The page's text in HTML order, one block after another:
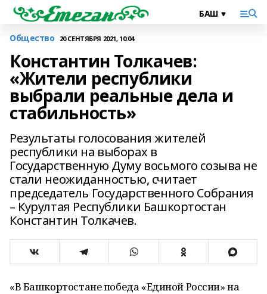
Общество 20 СЕНТЯБРЯ 2021, 10:04
Константин Толкачев:
«Жители республики
выбрали реальные дела и
стабильность»
Результаты голосования жителей
республики на выборах в
Государственную Думу восьмого созыва не
стали неожиданностью, считает
председатель Государственного Собрания
– Курултая Республики Башкортостан
Константин Толкачев.
«В Башкортостане победа «Единой России» на